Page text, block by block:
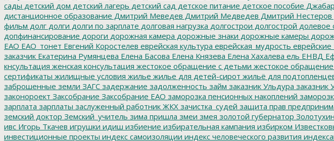
сады детский дом детский лагерь детский сад детское питание детское пособие
дистанционное образование Дмитрий Меведев Дмитрий Медведев Дмитрий Нестеров
фильм долг долги долги по зарплате долговая нагрузка долгострои долгострой долевое
допфинансирование дороги дорожная камера дорожные знаки дорожные камеры
ЕАО ЕАО_тонет Евгений Коростелев еврейская культура еврейская_мудрость
заказчик Екатерина Румянцева Елена Басова Елена Князева Елена Хахалева ель ЕНВД
кнсультация женская консультация жестокое обращение с детьми жестокое
сертификаты жилищные условия жилье жилье для детей-сирот жильё для
заброшенные земли ЗАГС задержание задолженность займ заказник Ульдура заказник
законороект Заксобрание Заксобрание ЕАО заморозка пенсионных накоплений
зарплата зарплаты заслуженный работник ЖКХ зачистка_судей защита прав
земский доктор Земский_учитель зима пришла змеи змея золотой губернатор Золотухин
ивс Игорь Ткачев игрушки идиш избиение избирательная кампания избирком
инвестиционные проекты индекс самоизоляции индекс человеческого развития